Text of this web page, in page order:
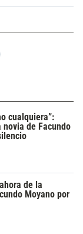
cualquiera”:
de Facundo
de la
Moyano por